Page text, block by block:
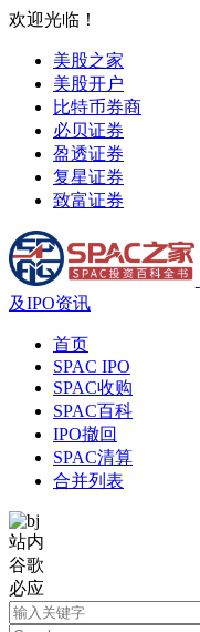
欢迎光临！
美股之家
美股开户
比特币券商
必贝证券
盈透证券
复星证券
致富证券
及IPO资讯
首页
SPAC IPO
SPAC收购
SPAC百科
IPO撤回
SPAC清算
合并列表
站内
谷歌
必应